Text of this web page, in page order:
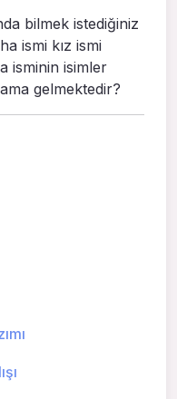
bilmek istediğiniz
ismi kız ismi
isminin isimler
gelmektedir?